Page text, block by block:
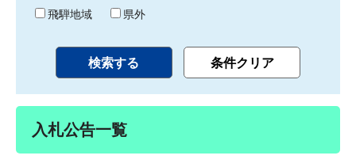
飛騨地域
県外
入札公告一覧